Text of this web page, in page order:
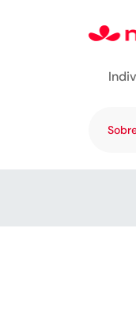
Ir a